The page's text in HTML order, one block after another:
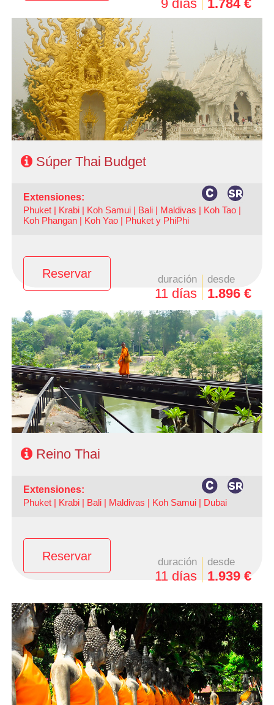
9 días 1.784 €
- Salidas: Domingos y Lunes
- Ruta: 3 noches Bangkok, 1 noche Kanchahaburi (Rio
Kwai)1 noche Phitsanulok, 1 noche Chiang Rai y 2 noches
Chiang Mai
- Categoría hotelera: Turista y Primera
- Régimen: AD en Bangkok y MP en circuito
Súper Thai Budget
extensiones:
Phuket | Krabi | Koh Samui | Bali | Maldivas | Koh Tao |
Koh Phangan | Koh Yao | Phuket y PhiPhi
Reservar duración
11 días
desde
1.896 €
- Salidas: Domingos y Lunes todo el año y Sábados de
Junio a Noviembre
- Ruta: 3 noches Bangkok, 1 noche Rio Kwai, 1 noche
Phitsanulok, 1 noche Chiang Rai y 2 noches Chiang Mai
(+ extensión a playas).
- Categoría hotelera: A su elección
- Régimen: AD en Bangkok + MP circuito
- A destacar: Posibilidad de añadir extensión a Playa
Reino Thai
extensiones:
Phuket | Krabi | Bali | Maldivas | Koh Samui | Dubai
Reservar duración
11 días
desde
1.939 €
- Salidas: Miércoles
- Ruta: 3 noches Bangkok, 1 noche Phitsanulok, 2 noches
Chiang Rai y 2 noches Chiang Mai (+ extensión a playas).
- Categoría hotelera: A su elección
- Régimen: AD en Bangkok + MP circuito